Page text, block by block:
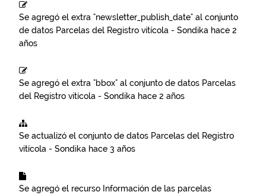
Se agregó el extra "newsletter_publish_date" al conjunto
de datos Parcelas del Registro vitícola - Sondika hace 2
años
Se agregó el extra "bbox" al conjunto de datos Parcelas
del Registro vitícola - Sondika hace 2 años
Se actualizó el conjunto de datos Parcelas del Registro
vitícola - Sondika hace 3 años
Se agregó el recurso Información de las parcelas